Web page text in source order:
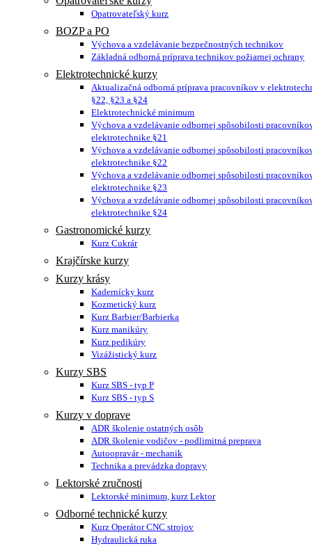
Opatrovateľský kurz
BOZP a PO
Výchova a vzdelávanie bezpečnostných technikov
Základná odborná príprava technikov požiarnej ochrany
Elektrotechnické kurzy
Aktualizačná odborná príprava pracovníkov v
§22, §23 a §24
Elektrotechnické minimum
Výchova a vzdelávanie odbornej spôsobilosti
elektrotechnike §21
Výchova a vzdelávanie odbornej spôsobilosti
elektrotechnike §22
Výchova a vzdelávanie odbornej spôsobilosti
elektrotechnike §23
Výchova a vzdelávanie odbornej spôsobilosti
elektrotechnike §24
Gastronomické kurzy
Kurz Cukrár
Krajčírske kurzy
Kurzy krásy
Kadernícky kurz
Kozmetický kurz
Kurz Barbier/Barbierka
Kurz manikúry
Kurz pedikúry
Vizážistický kurz
Kurzy SBS
Kurz SBS - typ P
Kurz SBS - typ S
Kurzy v doprave
ADR školenie ostatných osôb
ADR školenie vodičov - podlimitná preprava
Autoopravár - mechanik
Technika a prevádzka dopravy
Lektorské zručnosti
Lektorské minimum, kurz Lektor
Odborné technické kurzy
Kurz Operátor CNC strojov
Hydraulická ruka